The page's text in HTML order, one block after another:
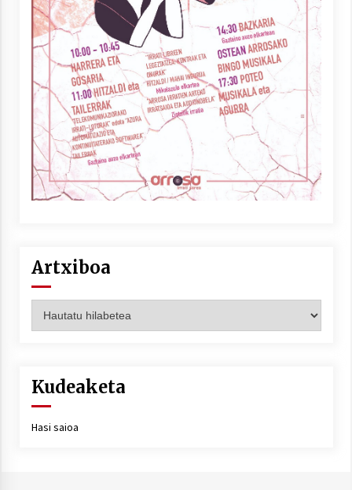
Artxiboa
Kudeaketa
Hasi saioa